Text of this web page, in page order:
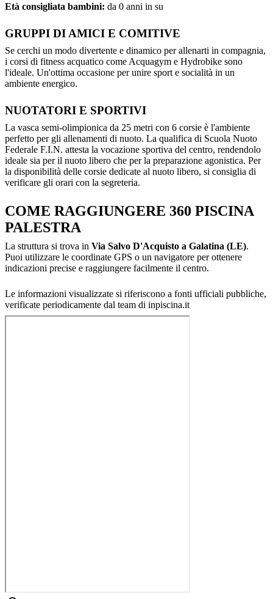
Età consigliata bambini: da 0 anni in su
GRUPPI DI AMICI E COMITIVE
Se cerchi un modo divertente e dinamico per allenarti in compagnia,
i corsi di fitness acquatico come Acquagym e Hydrobike sono
l'ideale. Un'ottima occasione per unire sport e socialità in un
ambiente energico.
NUOTATORI E SPORTIVI
La vasca semi-olimpionica da 25 metri con 6 corsie è l'ambiente
perfetto per gli allenamenti di nuoto. La qualifica di Scuola Nuoto
Federale F.I.N. attesta la vocazione sportiva del centro, rendendolo
ideale sia per il nuoto libero che per la preparazione agonistica. Per
la disponibilità delle corsie dedicate al nuoto libero, si consiglia di
verificare gli orari con la segreteria.
COME RAGGIUNGERE 360 PISCINA
PALESTRA
La struttura si trova in Via Salvo D'Acquisto a Galatina (LE).
Puoi utilizzare le coordinate GPS o un navigatore per ottenere
indicazioni precise e raggiungere facilmente il centro.
Le informazioni visualizzate si riferiscono a fonti ufficiali pubbliche,
verificate periodicamente dal team di inpiscina.it